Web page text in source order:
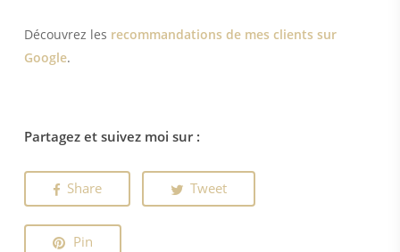
Découvrez les recommandations de mes clients sur
Google.
Partagez et suivez moi sur :
Share Tweet
Pin